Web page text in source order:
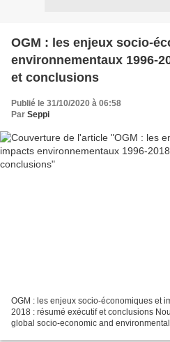
OGM : les enjeux socio-
environnementaux 1996-
et conclusions
Publié le 31/10/2020 à 06:58
Par Seppi
OGM : les enjeux socio-économiques et
2018 : résumé exécutif et conclusions
global socio-economic and